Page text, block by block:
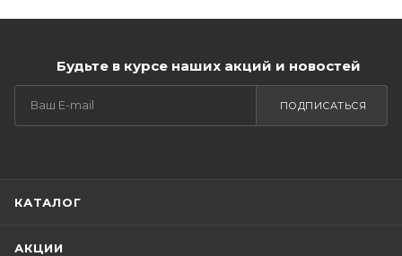
Будьте в курсе наших акций и новостей
ПОДПИСАТЬСЯ
КАТАЛОГ
АКЦИИ